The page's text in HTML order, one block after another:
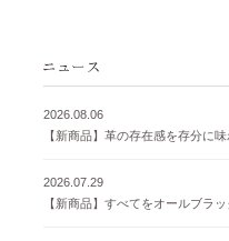
2026.08.06
【新商品】革の存在感を存分に
2026.07.29